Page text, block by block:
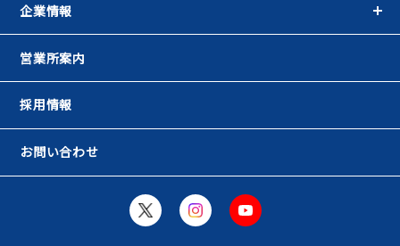
企業情報
営業所案内
採用情報
お問い合わせ